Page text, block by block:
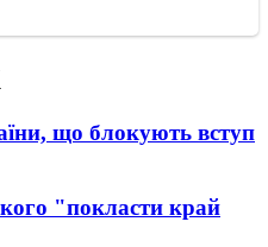
що блокують вступ
"покласти край